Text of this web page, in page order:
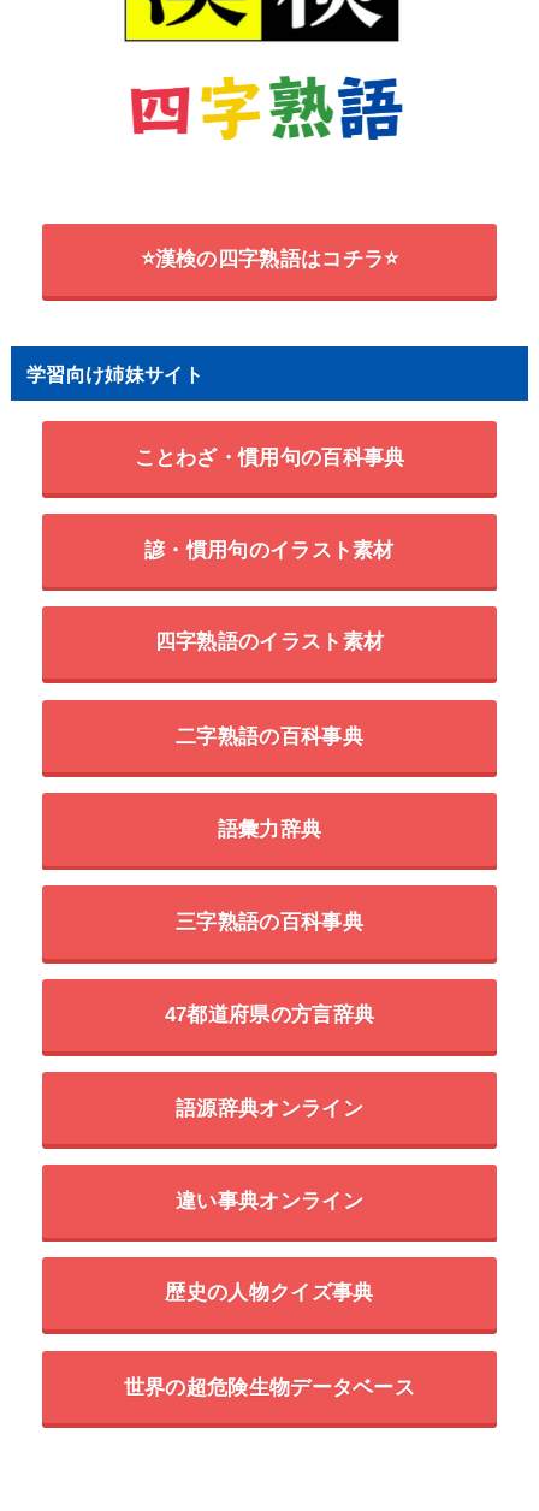
⭐漢検の四字熟語はコチラ⭐
学習向け姉妹サイト
ことわざ・慣用句の百科事典
諺・慣用句のイラスト素材
四字熟語のイラスト素材
二字熟語の百科事典
語彙力辞典
三字熟語の百科事典
47都道府県の方言辞典
語源辞典オンライン
違い事典オンライン
歴史の人物クイズ事典
世界の超危険生物データベース